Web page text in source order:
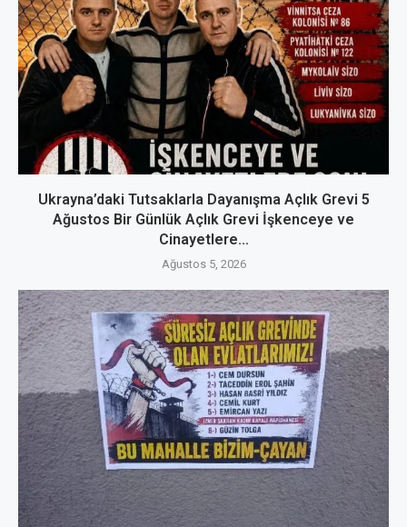
Ukrayna’daki Tutsaklarla Dayanışma Açlık Grevi 5
Ağustos Bir Günlük Açlık Grevi İşkenceye ve
Cinayetlere...
Ağustos 5, 2026